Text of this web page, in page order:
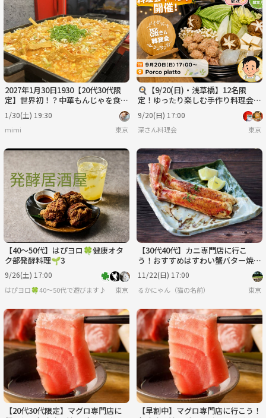
2027年1月30日1930【20代30代限
定】世界初！？中華もんじゃを食べ
に行こう🐱🐱
1/30(土) 19:30
mimi 東京
🍳【9/20(日)・浅草橋】12名限
定！ゆったり楽しむ手作り料理会
🍴
9/20(日) 17:00
深さん料理会 東京
【40〜50代】はぴヨロ🍀健康オタ
ク部発酵料理🌱3
9/26(土) 17:00
はぴヨロ🍀40〜50代で遊びます♪ 東京
【30代40代】カニ専門店に行こ
う！おすすめはすわい蟹バター焼き
です🐽🐽
11/22(日) 17:00
るかにゃん（猫の名前） 東京
【20代30代限定】マグロ専門店に
【早割中】マグロ専門店に行こう！